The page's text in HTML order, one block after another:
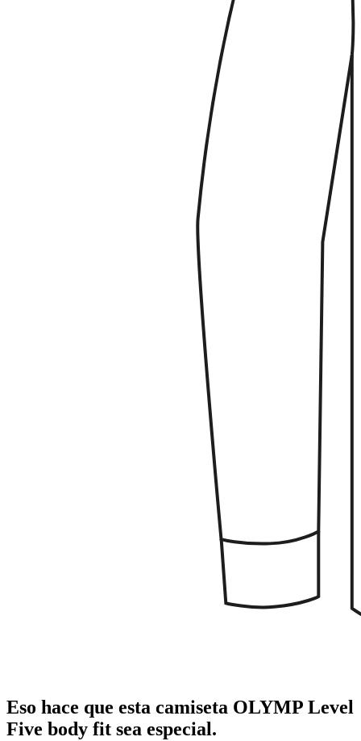
Eso hace que esta camiseta OLYMP Level
Five body fit sea especial.